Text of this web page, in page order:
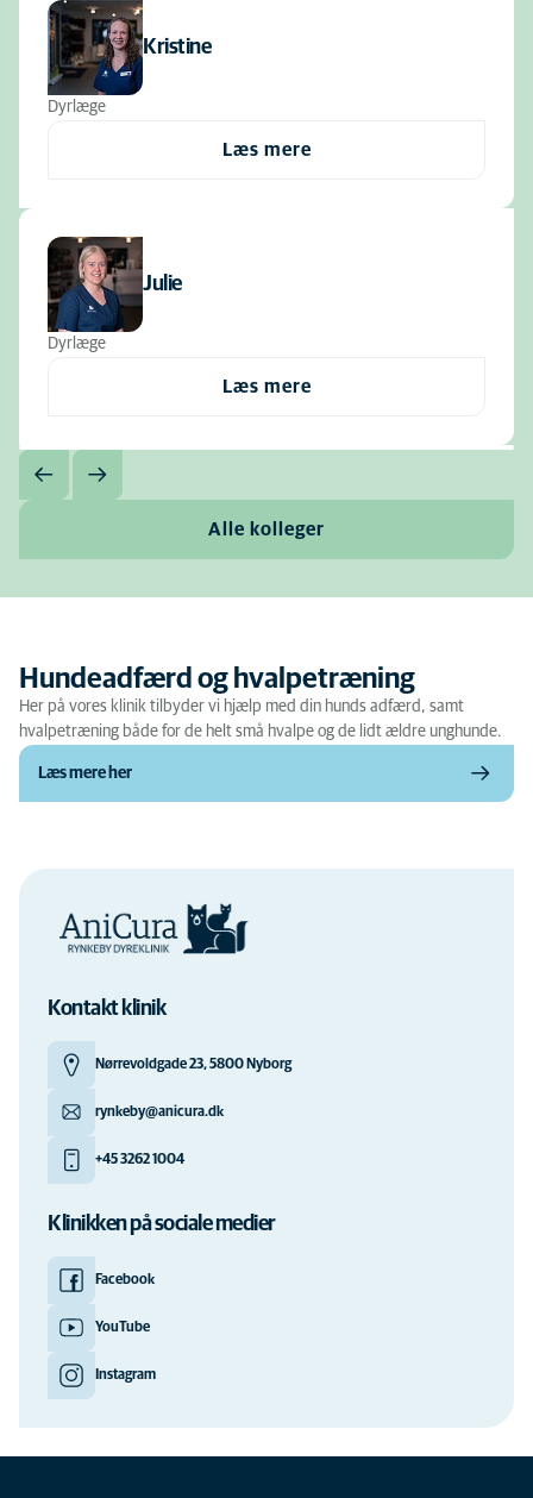
Kristine
Dyrlæge
Læs mere
Julie
Dyrlæge
Læs mere
Alle kolleger
Hundeadfærd og hvalpetræning
Her på vores klinik tilbyder vi hjælp med din hunds adfærd, samt
hvalpetræning både for de helt små hvalpe og de lidt ældre unghunde.
Læs mere her
Kontakt klinik
Nørrevoldgade 23, 5800 Nyborg
rynkeby@anicura.dk
+45 3262 1004
Klinikken på sociale medier
Facebook
YouTube
Instagram